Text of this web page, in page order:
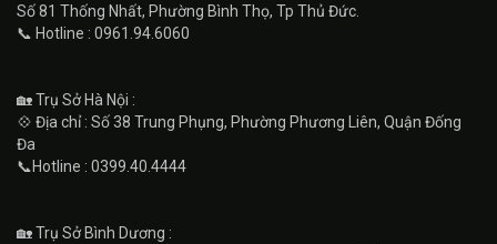
Số 81 Thống Nhất, Phường Bình Thọ, Tp Thủ Đức.
📞 Hotline : 0961.94.6060
🏡 Trụ Sở Hà Nội :
💠 Địa chỉ : Số 38 Trung Phụng, Phường Phương Liên, Quận Đống
Đa
📞Hotline : 0399.40.4444
🏡 Trụ Sở Bình Dương :